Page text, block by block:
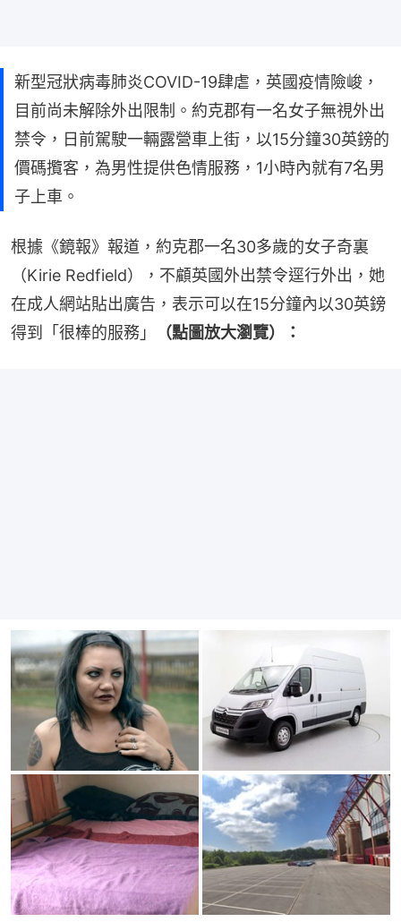
新型冠狀病毒肺炎COVID-19肆虐，英國疫情險峻，
目前尚未解除外出限制。約克郡有一名女子無視外出
禁令，日前駕駛一輛露營車上街，以15分鐘30英鎊的
價碼攬客，為男性提供色情服務，1小時內就有7名男
子上車。
根據《鏡報》報道，約克郡一名30多歲的女子奇裏
（Kirie Redfield），不顧英國外出禁令逕行外出，她
在成人網站貼出廣告，表示可以在15分鐘內以30英鎊
得到「很棒的服務」
（點圖放大瀏覽）：